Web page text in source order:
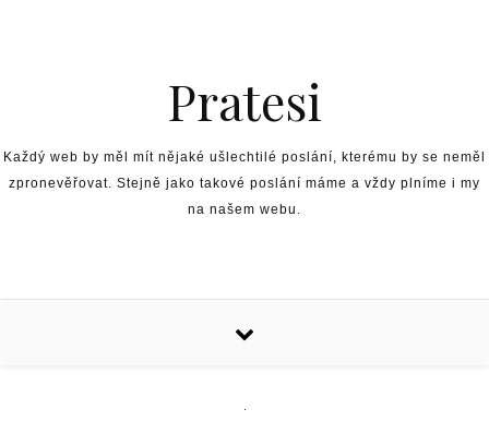
Pratesi
Každý web by měl mít nějaké ušlechtilé poslání, kterému by se neměl
zpronevěřovat. Stejně jako takové poslání máme a vždy plníme i my
na našem webu.